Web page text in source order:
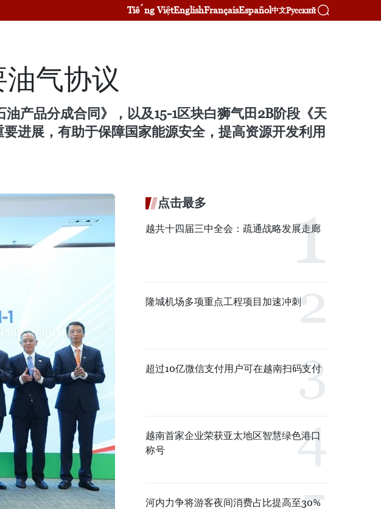
Tiếng ViệtEnglishFrançaisEspañol中文Русский
气协议
产品分成合同》，以及15-1区块白狮气田2B阶段《天
进展，有助于保障国家能源安全，提高资源开发利用
点击最多
越共十四届三中全会：疏通战略发展走廊
隆城机场多项重点工程项目加速冲刺
超过10亿微信支付用户可在越南扫码支付
越南首家企业荣获亚太地区智慧绿色港口
称号
河内力争将游客夜间消费占比提高至30%